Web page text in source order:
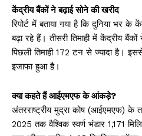
केंद्रीय बैंकों ने बढ़ाई सोने की खरीद
रिपोर्ट में बताया गया है कि दुनिया भर
बढ़ा रहे हैं। तीसरी तिमाही में केंद्रीय
पिछली तिमाही 172 टन से ज्यादा है।
इजाफा हुआ है।
क्या कहते हैं आईएमएफ के आंकड़े?
अंतरराष्ट्रीय मुद्रा कोष (आईएमएफ) के
2025 तक वैश्विक स्वर्ण भंडार 1,171